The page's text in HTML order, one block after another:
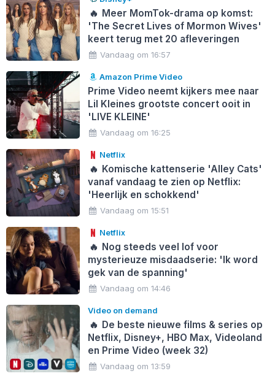
🔥 Meer MomTok-drama op komst:
'The Secret Lives of Mormon Wives'
keert terug met 20 afleveringen
Vandaag om 16:57
Amazon Prime Video
Prime Video neemt kijkers mee naar
Lil Kleines grootste concert ooit in
'LIVE KLEINE'
Vandaag om 16:25
Netflix
🔥 Komische kattenserie 'Alley Cats'
vanaf vandaag te zien op Netflix:
'Heerlijk en schokkend'
Vandaag om 15:51
Netflix
🔥 Nog steeds veel lof voor
mysterieuze misdaadserie: 'Ik word
gek van de spanning'
Vandaag om 14:46
Video on demand
🔥 De beste nieuwe films & series op
Netflix, Disney+, HBO Max, Videoland
en Prime Video (week 32)
Vandaag om 13:59